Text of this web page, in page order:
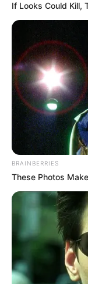
A magyar
legnagyobb
Mészáros
brutális
If Looks Could Kill,
BRAINBERRIES
These Photos